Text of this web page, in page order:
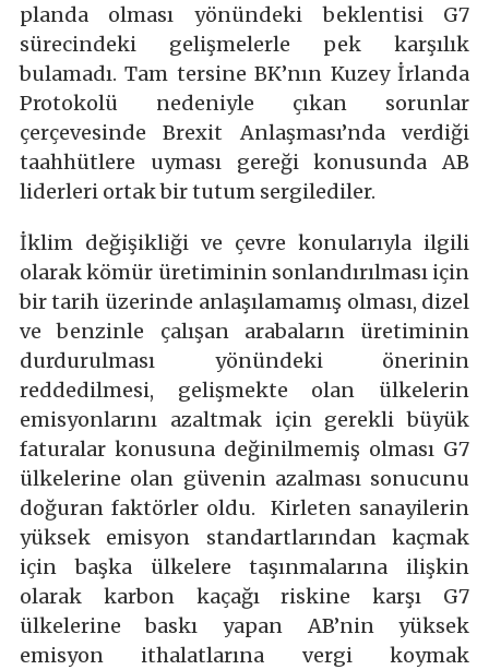
planda olması yönündeki beklentisi G7
sürecindeki gelişmelerle pek karşılık
bulamadı. Tam tersine BK’nın Kuzey İrlanda
Protokolü nedeniyle çıkan sorunlar
çerçevesinde Brexit Anlaşması’nda verdiği
taahhütlere uyması gereği konusunda AB
liderleri ortak bir tutum sergilediler.
İklim değişikliği ve çevre konularıyla ilgili
olarak kömür üretiminin sonlandırılması için
bir tarih üzerinde anlaşılamamış olması, dizel
ve benzinle çalışan arabaların üretiminin
durdurulması yönündeki önerinin
reddedilmesi, gelişmekte olan ülkelerin
emisyonlarını azaltmak için gerekli büyük
faturalar konusuna değinilmemiş olması G7
ülkelerine olan güvenin azalması sonucunu
doğuran faktörler oldu. Kirleten sanayilerin
yüksek emisyon standartlarından kaçmak
için başka ülkelere taşınmalarına ilişkin
olarak karbon kaçağı riskine karşı G7
ülkelerine baskı yapan AB’nin yüksek
emisyon ithalatlarına vergi koymak